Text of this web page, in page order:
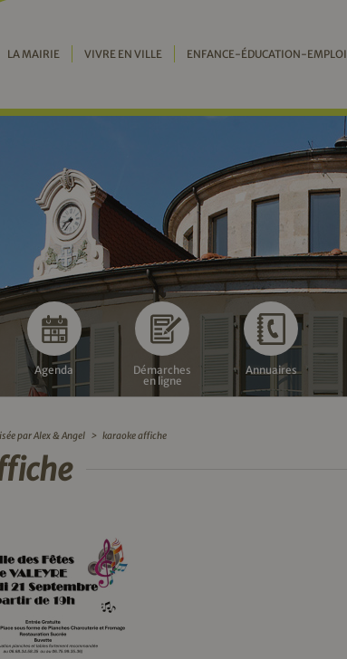
LA MAIRIE VIVRE EN VILLE ENFANCE-ÉDUCATION-EMPLOI
Agenda
Démarches
en ligne
Annuaires
par Alex & Angel > karaoke affiche